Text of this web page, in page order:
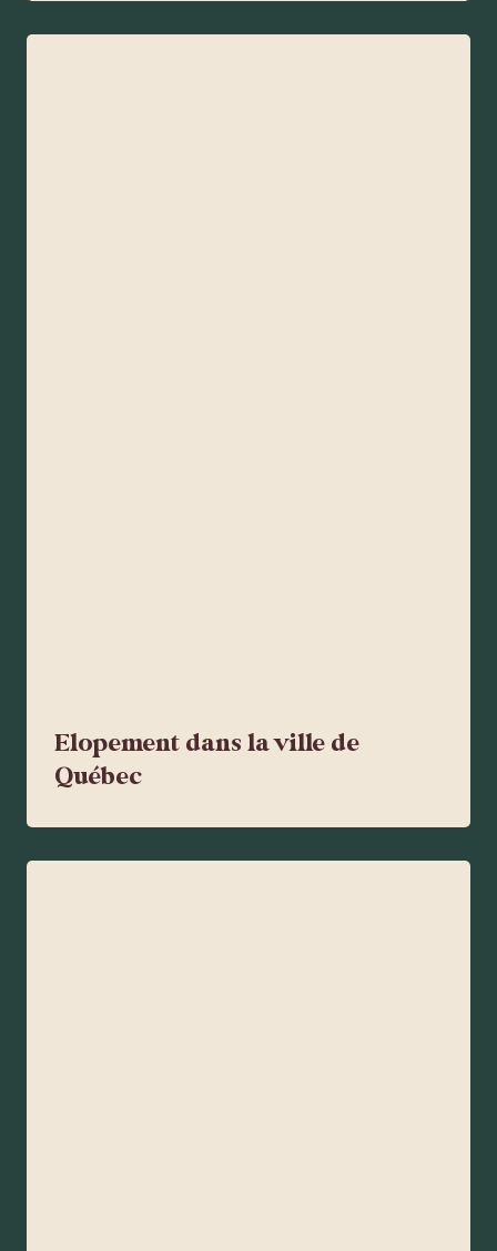
Elopement dans la ville de
Québec